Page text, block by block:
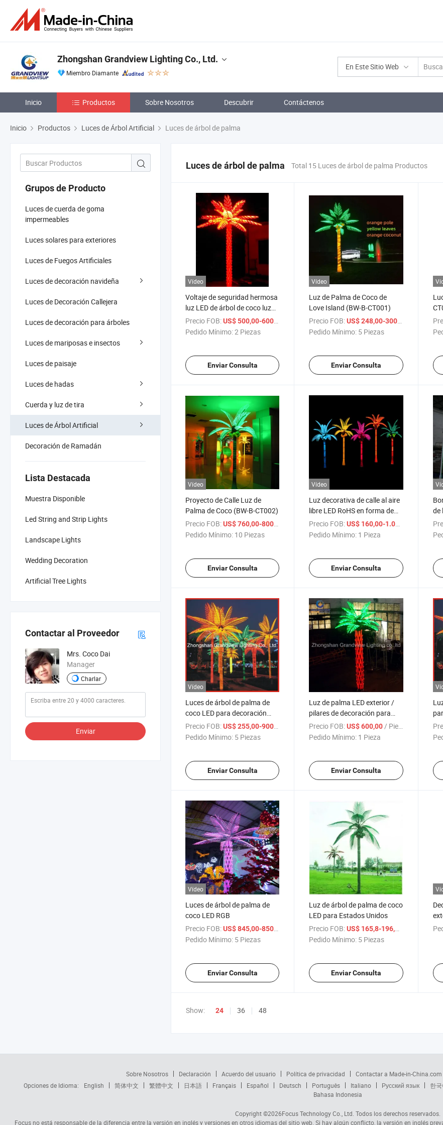
En Este Sitio Web
Zhongshan Grandview Lighting Co., Ltd.
Miembro Diamante
Inicio Productos Sobre Nosotros Descubrir Contáctenos
Inicio Productos Luces de Árbol Artificial Luces de árbol de palma
Grupos de Producto
Luces de cuerda de goma
impermeables
Luces solares para exteriores
Luces de Fuegos Artificiales
Luces de decoración navideña
Luces de Decoración Callejera
Luces de decoración para árboles
Luces de mariposas e insectos
Luces de paisaje
Luces de hadas
Cuerda y luz de tira
Luces de Árbol Artificial
Decoración de Ramadán
Lista Destacada
Muestra Disponible
Led String and Strip Lights
Landscape Lights
Wedding Decoration
Artificial Tree Lights
Contactar al Proveedor
Mrs. Coco Dai
Manager
Charlar
Enviar
Luces de árbol de palma Total 15 Luces de árbol de palma Productos
Vídeo
Voltaje de seguridad hermosa
luz LED de árbol de coco luz
de palma LED
Precio FOB:US$ 500,00-600,00
Pedido Mínimo:2 Piezas
Enviar Consulta
Vídeo
Luz de Palma de Coco de
Love Island (BW-B-CT001)
Precio FOB: US$ 248,00-300,00
Pedido Mínimo: 5 Piezas
Enviar Consulta
Vídeo
Proyecto de Calle Luz de
Palma de Coco (BW-B-CT002)
Precio FOB:US$ 760,00-800,00
Pedido Mínimo: 10 Piezas
Enviar Consulta
Vídeo
Luz decorativa de calle al aire
libre LED RoHS en forma de
palmera
Precio FOB: US$ 160,00-1.000,00
/ Pieza
Pedido Mínimo: 1 Pieza
Enviar Consulta
de
Vídeo
Luces de árbol de palma de
coco LED para decoración
navideña
Precio FOB:US$ 255,00-900,00
Pedido Mínimo: 5 Piezas
Enviar Consulta
Luz de palma LED exterior /
pilares de decoración para
bodas
Precio FOB: US$ 600,00 / Pieza
Pedido Mínimo: 1 Pieza
Enviar Consulta
Vídeo
Luces de árbol de palma de
coco LED RGB
Precio FOB:US$ 845,00-850,00
Pedido Mínimo: 5 Piezas
Enviar Consulta
Luz de árbol de palma de coco
LED para Estados Unidos
Precio FOB: US$ 165,8-196,1
Pedido Mínimo: 5 Piezas
Enviar Consulta
Show: 24 36 48
Sobre Nosotros Declaración Acuerdo del usuario Política de privacidad Contactar a Made-in-China.com
Opciones de Idioma:
English 简体中文 繁體中文 日本語 Français Español Deutsch Português Italiano Русский язык 한국
Bahasa Indonesia
Copyright ©2026Focus Technology Co., Ltd. Todos los derechos reservados.
Focus no está responsable de la diferencia entre la versión en inglés y versiones en otros idiomas del sitio web. Si hay algún conflicto, la versión en inglés